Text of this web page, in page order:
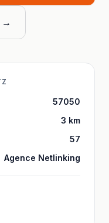
→
57050
3 km
57
Agence Netlinking